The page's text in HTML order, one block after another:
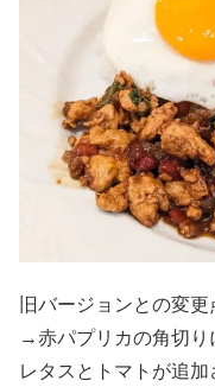
旧バージョンとの変
→赤パプリカの角切り
レタスとトマトが追加